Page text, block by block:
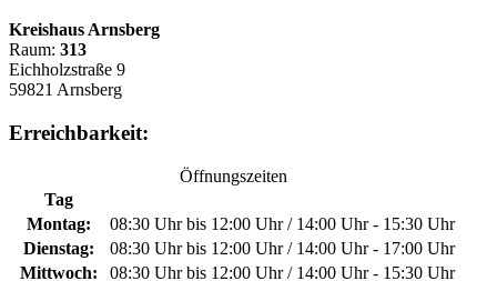
Kreishaus Arnsberg
Raum: 313
Eichholzstraße 9
59821 Arnsberg
Erreichbarkeit:
Öffnungszeiten
Tag
Montag:
08:30 Uhr bis 12:00 Uhr / 14:00 Uhr - 15:30 Uhr
Dienstag:
08:30 Uhr bis 12:00 Uhr / 14:00 Uhr - 17:00 Uhr
Mittwoch:
08:30 Uhr bis 12:00 Uhr / 14:00 Uhr - 15:30 Uhr